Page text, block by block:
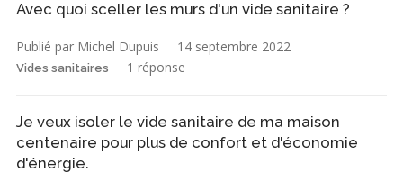
Avec quoi sceller les murs d'un vide sanitaire ?
Publié par Michel Dupuis 14 septembre 2022
Vides sanitaires 1 réponse
Je veux isoler le vide sanitaire de ma maison
centenaire pour plus de confort et d'économie
d'énergie.